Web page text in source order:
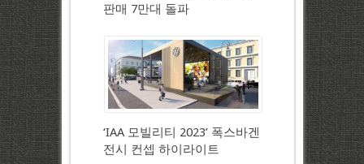
판매 7만대 돌파
‘IAA 모빌리티 2023’ 폭스바겐
전시 컨셉 하이라이트